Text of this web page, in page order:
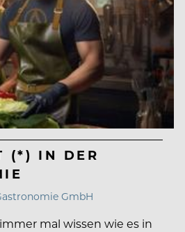
(*) IN DER
GmbH
mal wissen wie es in